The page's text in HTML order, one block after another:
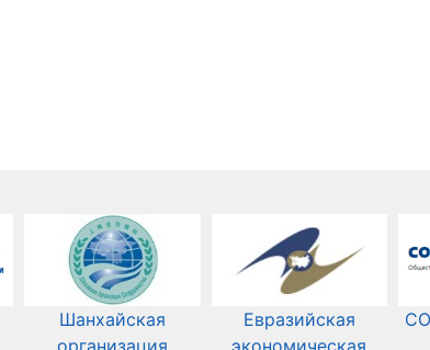
Шанхайская
организация
Евразийская
экономическая